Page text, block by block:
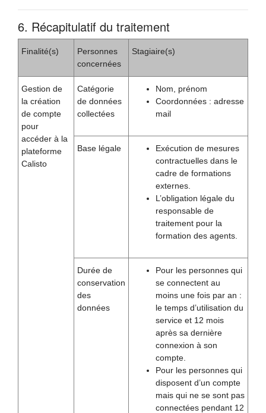
6. Récapitulatif du traitement
Finalité(s)
Personnes
concernées
Stagiaire(s)
Gestion de
la création
de compte
pour
accéder à la
plateforme
Calisto
Catégorie
de données
collectées
Nom, prénom
Coordonnées : adresse
mail
Base légale
Exécution de mesures
contractuelles dans le
cadre de formations
externes.
L’obligation légale du
responsable de
traitement pour la
formation des agents.
Durée de
conservation
des
données
Pour les personnes qui
se connectent au
moins une fois par an :
le temps d’utilisation du
service et 12 mois
après sa dernière
connexion à son
compte.
Pour les personnes qui
disposent d’un compte
mais qui ne se sont pas
connectées pendant 12